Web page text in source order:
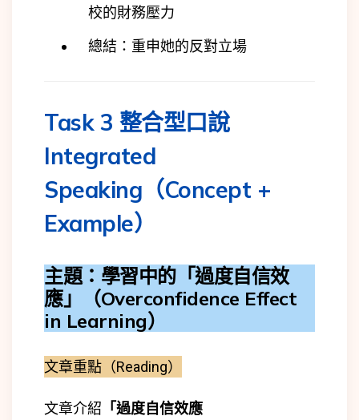
校的財務壓力
總結：重申她的反對立場
Task 3 整合型口說
Integrated
Speaking（Concept +
Example）
主題：學習中的「過度自信效
應」（Overconfidence Effect
in Learning）
文章重點（Reading）
文章介紹 「過度自信效應